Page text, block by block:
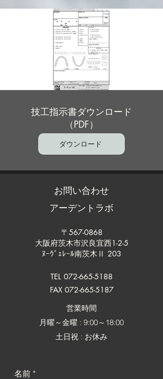
技工指示書ダウンロード
（PDF）
ダウンロード
お問い合わせ
アーデントラボ
〒567-0868
大阪府茨木市沢良宜西1-2-5
ﾇｰｳﾞｪﾚｰﾙ南茨木Ⅱ 203
TEL 072-665-5188
FAX 072-665-5187
​営業時間
月曜～金曜 : 9:00～18:00
土日祝 : お休み
名前